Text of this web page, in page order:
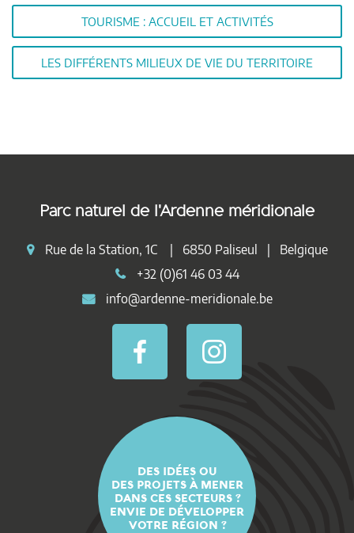
TOURISME : ACCUEIL ET ACTIVITÉS
LES DIFFÉRENTS MILIEUX DE VIE DU TERRITOIRE
Parc naturel de l'Ardenne méridionale
Rue de la Station, 1C | 6850 Paliseul | Belgique
+32 (0)61 46 03 44
info@ardenne-meridionale.be
DES IDÉES OU
DES PROJETS À MENER
DANS CES SECTEURS ?
ENVIE DE DÉVELOPPER
VOTRE RÉGION ?